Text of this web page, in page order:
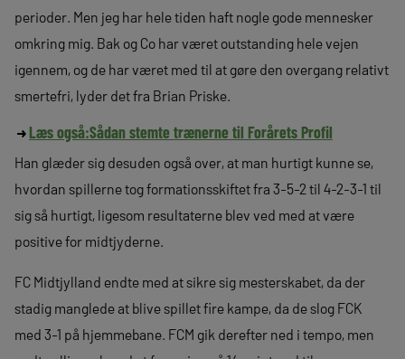
perioder. Men jeg har hele tiden haft nogle gode mennesker
omkring mig. Bak og Co har været outstanding hele vejen
igennem, og de har været med til at gøre den overgang relativt
smertefri, lyder det fra Brian Priske.
Læs også:Sådan stemte trænerne til Forårets Profil
Han glæder sig desuden også over, at man hurtigt kunne se,
hvordan spillerne tog formationsskiftet fra 3-5-2 til 4-2-3-1 til
sig så hurtigt, ligesom resultaterne blev ved med at være
positive for midtjyderne.
FC Midtjylland endte med at sikre sig mesterskabet, da der
stadig manglede at blive spillet fire kampe, da de slog FCK
med 3-1 på hjemmebane. FCM gik derefter ned i tempo, men